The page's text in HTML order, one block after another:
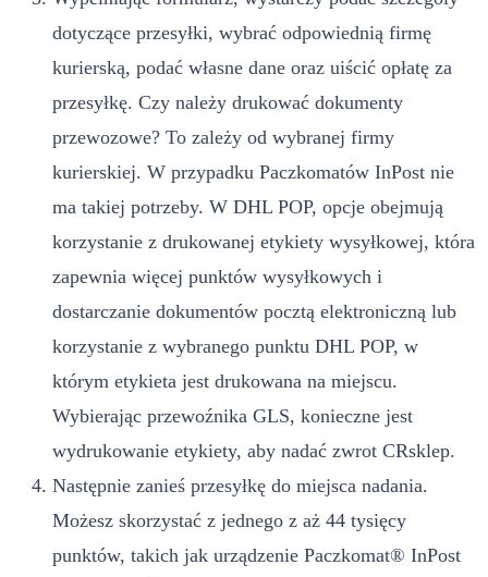
dotyczące przesyłki, wybrać odpowiednią firmę
kurierską, podać własne dane oraz uiścić opłatę za
przesyłkę. Czy należy drukować dokumenty
przewozowe? To zależy od wybranej firmy
kurierskiej. W przypadku Paczkomatów InPost nie
ma takiej potrzeby. W DHL POP, opcje obejmują
korzystanie z drukowanej etykiety wysyłkowej, która
zapewnia więcej punktów wysyłkowych i
dostarczanie dokumentów pocztą elektroniczną lub
korzystanie z wybranego punktu DHL POP, w
którym etykieta jest drukowana na miejscu.
Wybierając przewoźnika GLS, konieczne jest
wydrukowanie etykiety, aby nadać zwrot CRsklep.
Następnie zanieś przesyłkę do miejsca nadania.
Możesz skorzystać z jednego z aż 44 tysięcy
punktów, takich jak urządzenie Paczkomat® InPost